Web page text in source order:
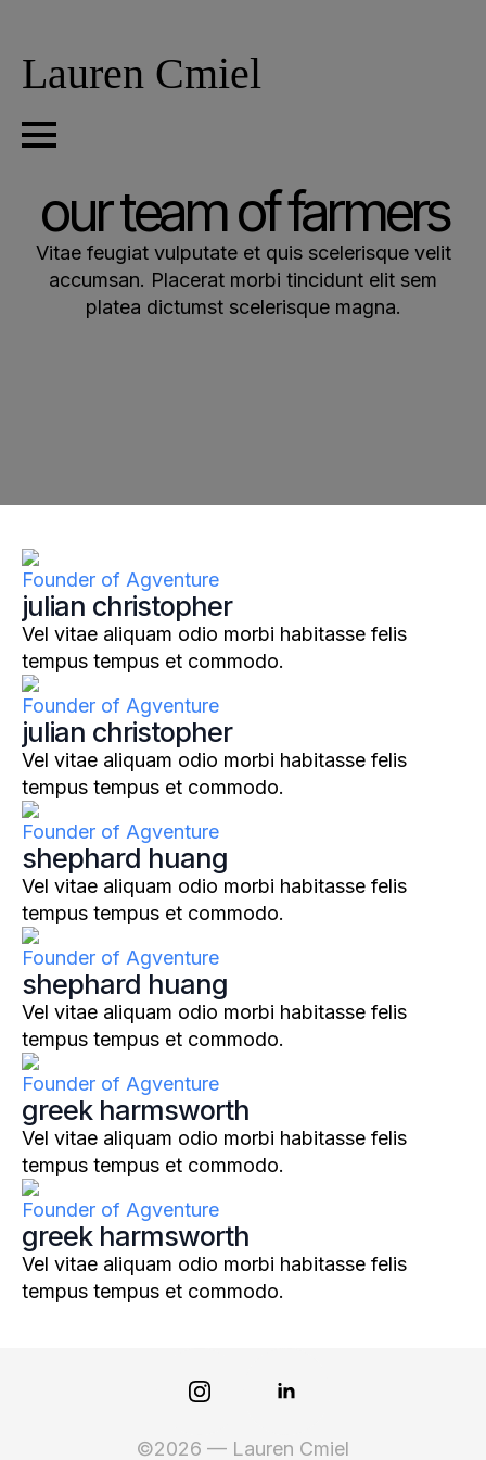
Lauren Cmiel
our team of farmers
Vitae feugiat vulputate et quis scelerisque velit
accumsan. Placerat morbi tincidunt elit sem
platea dictumst scelerisque magna.
Founder of Agventure
julian christopher
Vel vitae aliquam odio morbi habitasse felis
tempus tempus et commodo.
Founder of Agventure
julian christopher
Vel vitae aliquam odio morbi habitasse felis
tempus tempus et commodo.
Founder of Agventure
shephard huang
Vel vitae aliquam odio morbi habitasse felis
tempus tempus et commodo.
Founder of Agventure
shephard huang
Vel vitae aliquam odio morbi habitasse felis
tempus tempus et commodo.
Founder of Agventure
greek harmsworth
Vel vitae aliquam odio morbi habitasse felis
tempus tempus et commodo.
Founder of Agventure
greek harmsworth
Vel vitae aliquam odio morbi habitasse felis
tempus tempus et commodo.
©2026 — Lauren Cmiel